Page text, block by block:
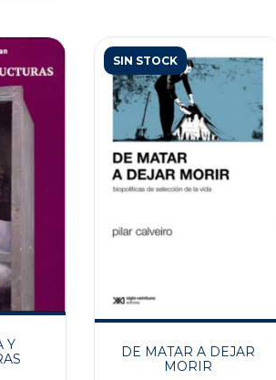
Y
SIN STOCK
DE MATAR A DEJAR
MORIR